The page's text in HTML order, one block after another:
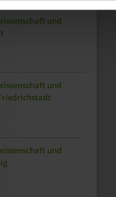
und
und
und